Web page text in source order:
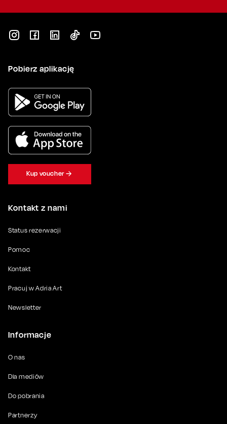
Kontakt z nami
Status rezerwacji
Pomoc
Kontakt
Pracuj w Adria Art
Newsletter
Informacje
O nas
Dla mediów
Do pobrania
Partnerzy
Pobierz aplikację
Kup voucher